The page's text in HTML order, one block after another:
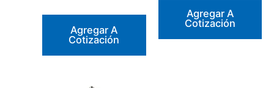
Agregar A
Cotización
Agregar A
Cotización